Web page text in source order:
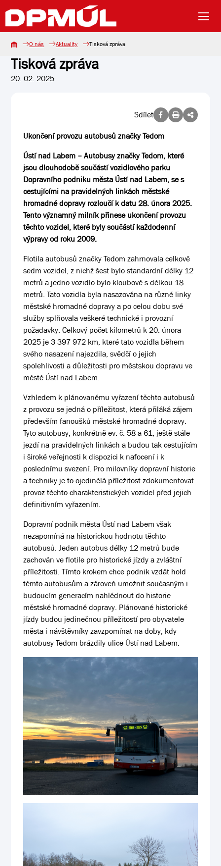
O nás Aktuality Tisková zpráva
Tisková zpráva
20. 02. 2025
Sdílet
Ukončení provozu autobusů značky Tedom
Ústí nad Labem – Autobusy značky Tedom, které
jsou dlouhodobě součástí vozidlového parku
Dopravního podniku města Ústí nad Labem, se s
cestujícími na pravidelných linkách městské
hromadné dopravy rozloučí k datu 28. února 2025.
Tento významný milník přinese ukončení provozu
těchto vozidel, které byly součástí každodenní
výpravy od roku 2009.
Flotila autobusů značky Tedom zahrnovala celkově
sedm vozidel, z nichž šest bylo standardní délky 12
metrů a jedno vozidlo bylo kloubové s délkou 18
metrů. Tato vozidla byla nasazována na různé linky
městské hromadné dopravy a po celou dobu své
služby splňovala veškeré technické i provozní
požadavky. Celkový počet kilometrů k 20. února
2025 je 3 397 972 km, které tato vozidla během
svého nasazení najezdila, svědčí o jejich
spolehlivosti a důležitosti pro městskou dopravu ve
městě Ústí nad Labem.
Vzhledem k plánovanému vyřazení těchto autobusů
z provozu se jedná o příležitost, která přiláká zájem
především fanoušků městské hromadné dopravy.
Tyto autobusy, konkrétně ev. č. 58 a 61, ještě stále
jezdí na pravidelných linkách a budou tak cestujícím
i široké veřejnosti k dispozici k nafocení i k
poslednímu svezení. Pro milovníky dopravní historie
a techniky je to ojedinělá příležitost zdokumentovat
provoz těchto charakteristických vozidel před jejich
definitivním vyřazením.
Dopravní podnik města Ústí nad Labem však
nezapomíná na historickou hodnotu těchto
autobusů. Jeden autobus délky 12 metrů bude
zachován ve flotile pro historické jízdy a zvláštní
příležitosti. Tímto krokem chce podnik vzdát hold
těmto autobusům a zároveň umožnit současným i
budoucím generacím nahlédnout do historie
městské hromadné dopravy. Plánované historické
jízdy budou jedinečnou příležitostí pro obyvatele
města i návštěvníky zavzpomínat na doby, kdy
autobusy Tedom brázdily ulice Ústí nad Labem.